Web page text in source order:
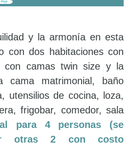
y la armonía en esta
con dos habitaciones con
con camas twin size y la
cama matrimonial, baño
utensilios de cocina, loza,
frigobar, comedor, sala
para 4 personas (se
otras 2 con costo